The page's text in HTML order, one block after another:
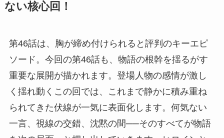
ない核心回！
第46話は、胸が締め付けられると評判のキーエピ
ソード。今回の第46話も、物語の根幹を揺るがす
重要な展開が描かれます。登場人物の感情が激し
く揺れ動くこの回では、これまで静かに積み重ね
られてきた伏線が一気に表面化します。何気ない
一言、視線の交錯、沈黙の間──そのすべてが物語